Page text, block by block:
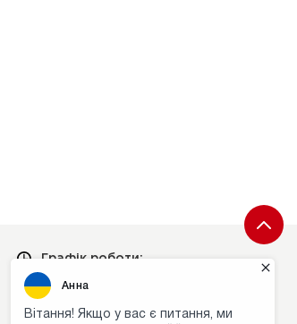
Графік роботи:
Пн-Пт: 9:00 — 18:00